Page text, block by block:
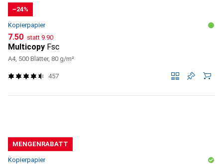
−24%
Kopierpapier
CHF
7.50 statt CHF
9.90
Multicopy Fsc
A4, 500 Blätter, 80 g/m²
457
MENGENRABATT
Kopierpapier